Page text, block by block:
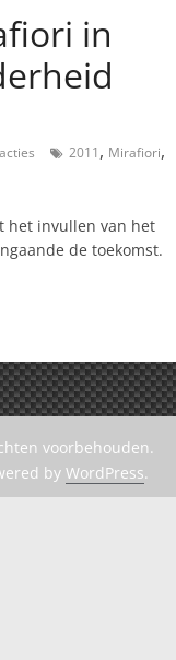
in
2011, Mirafiori,
het invullen van het
de toekomst.
voorbehouden.
by WordPress.